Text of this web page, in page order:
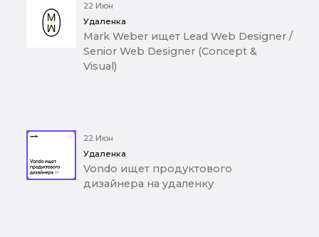
22 Июн
Удаленка
Mark Weber ищет Lead Web Designer /
Senior Web Designer (Concept &
Visual)
22 Июн
Удаленка
Vondo ищет продуктового
дизайнера на удаленку